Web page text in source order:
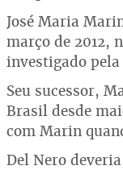
José Maria
março de 2012,
investigado
Seu sucessor,
Brasil desde
com Marin
Del Nero